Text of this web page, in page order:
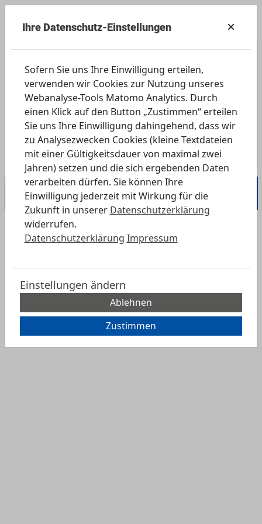
Wir konnten den Inhalt nicht finden
Nutze alternativ die Katalogsuche
weiter
Cookies anpassen|Datenschutz |Impressum
BLM Stiftung Medienpädagogik Bayern, 2026
München. Alle Rechte vorbehalten.
Ihre Datenschutz-Einstellungen
Sofern Sie uns Ihre Einwilligung erteilen,
verwenden wir Cookies zur Nutzung unseres
Webanalyse-Tools Matomo Analytics. Durch
einen Klick auf den Button „Zustimmen“ erteilen
Sie uns Ihre Einwilligung dahingehend, dass wir
zu Analysezwecken Cookies (kleine Textdateien
mit einer Gültigkeitsdauer von maximal zwei
Jahren) setzen und die sich ergebenden Daten
verarbeiten dürfen. Sie können Ihre
Einwilligung jederzeit mit Wirkung für die
Zukunft in unserer Datenschutzerklärung
widerrufen.
Datenschutzerklärung Impressum
Einstellungen ändern
Ablehnen
Zustimmen